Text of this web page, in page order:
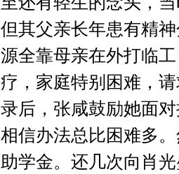
但其父亲长年患有精
源全靠母亲在外打临
疗，家庭特别困难，
录后，张咸鼓励她面
相信办法总比困难多
助学金。还几次向肖